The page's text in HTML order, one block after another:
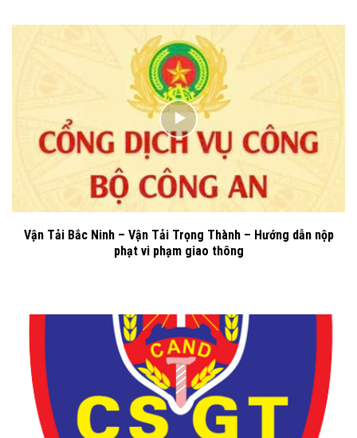
Vận Tải Bắc Ninh – Vận Tải Trọng Thành – Hướng dẫn nộp
phạt vi phạm giao thông